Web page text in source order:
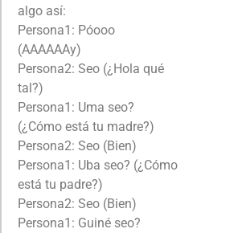
algo así:
Persona1: Póooo
(AAAAAAy)
Persona2: Seo (¿Hola qué
tal?)
Persona1: Uma seo?
(¿Cómo está tu madre?)
Persona2: Seo (Bien)
Persona1: Uba seo? (¿Cómo
está tu padre?)
Persona2: Seo (Bien)
Persona1: Guiné seo?